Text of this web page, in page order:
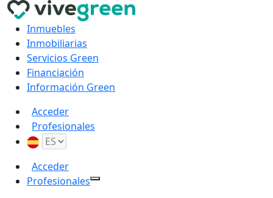
Inmuebles
Inmobiliarias
Servicios Green
Financiación
Información Green
Acceder
Profesionales
Acceder
Profesionales